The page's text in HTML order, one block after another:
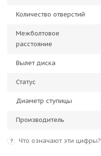
Количество отверстий
Межболтовое
расстояние
Вылет диска
Статус
Диаметр ступицы
Производитель
? Что означают эти цифры?